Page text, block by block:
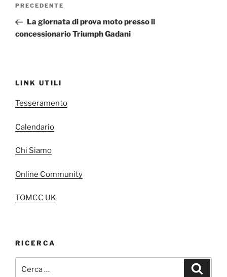
Articolo
precedente:
PRECEDENTE
La giornata di prova moto presso il
concessionario Triumph Gadani
LINK UTILI
Tesseramento
Calendario
Chi Siamo
Online Community
TOMCC UK
RICERCA